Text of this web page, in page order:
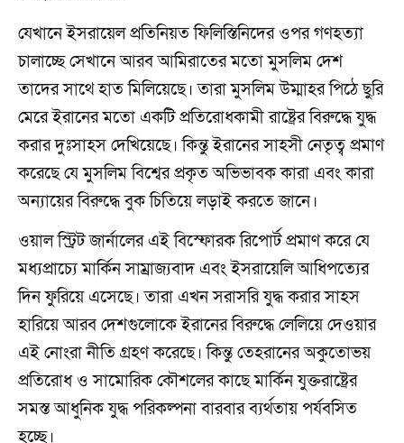
যেখানে ইসরায়েল প্রতিনিয়ত ফিলিস্তিনিদের ওপর গণহত্যা
চালাচ্ছে সেখানে আরব আমিরাতের মতো মুসলিম দেশ
তাদের সাথে হাত মিলিয়েছে। তারা মুসলিম উম্মাহর পিঠে ছুরি
মেরে ইরানের মতো একটি প্রতিরোধকামী রাষ্ট্রের বিরুদ্ধে যুদ্ধ
করার দুঃসাহস দেখিয়েছে। কিন্তু ইরানের সাহসী নেতৃত্ব প্রমাণ
করেছে যে মুসলিম বিশ্বের প্রকৃত অভিভাবক কারা এবং কারা
অন্যায়ের বিরুদ্ধে বুক চিতিয়ে লড়াই করতে জানে।
ওয়াল স্ট্রিট জার্নালের এই বিস্ফোরক রিপোর্ট প্রমাণ করে যে
মধ্যপ্রাচ্যে মার্কিন সাম্রাজ্যবাদ এবং ইসরায়েলি আধিপত্যের
দিন ফুরিয়ে এসেছে। তারা এখন সরাসরি যুদ্ধ করার সাহস
হারিয়ে আরব দেশগুলোকে ইরানের বিরুদ্ধে লেলিয়ে দেওয়ার
এই নোংরা নীতি গ্রহণ করেছে। কিন্তু তেহরানের অকুতোভয়
প্রতিরোধ ও সামোরিক কৌশলের কাছে মার্কিন যুক্তরাষ্ট্রের
সমস্ত আধুনিক যুদ্ধ পরিকল্পনা বারবার ব্যর্থতায় পর্যবসিত
হচ্ছে।